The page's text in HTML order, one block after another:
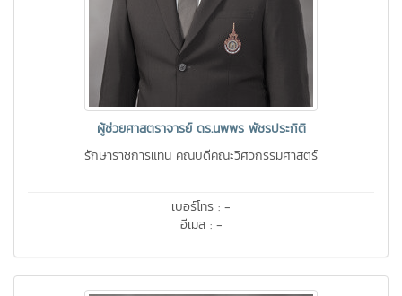
ผู้ช่วยศาสตราจารย์ ดร.นพพร พัชรประกิติ
รักษาราชการแทน คณบดีคณะวิศวกรรมศาสตร์
เบอร์โทร : -
อีเมล : -